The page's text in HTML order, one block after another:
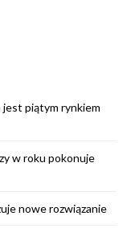
jest piątym rynkiem
w roku pokonuje
nowe rozwiązanie